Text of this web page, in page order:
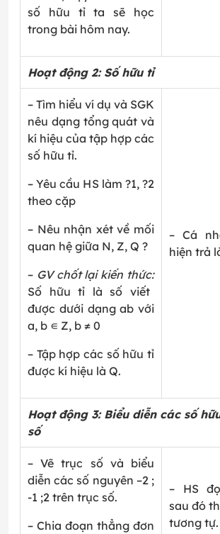
số hữu tỉ ta sẽ học
trong bài hôm nay.
Hoạt động 2: Số hữu tỉ
– Tìm hiểu ví dụ và SGK
nêu dạng tổng quát và
kí hiệu của tập hợp các
số hữu tỉ.
– Yêu cầu HS làm ?1, ?2
theo cặp
– Nêu nhận xét về mối
quan hệ giữa N, Z, Q ?
– GV chốt lại kiến thức:
Số hữu tỉ là số viết
được dưới dạngab với
a, b ∊ Z, b ≠ 0
– Tập hợp các số hữu tỉ
được kí hiệu là Q.
– Cá
hiện trả
Hoạt động 3: Biểu diễn các số
số
– Vẽ trục số và biểu
diễn các số nguyên –2 ;
-1 ;2 trên trục số.
– Chia đoạn thẳng đơn
– HS
sau đó
tương tự.